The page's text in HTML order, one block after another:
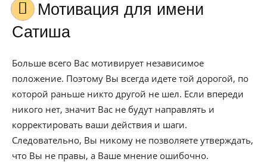
Мотивация для имени
Сатиша
Больше всего Вас мотивирует независимое
положение. Поэтому Вы всегда идете той дорогой, по
которой раньше никто другой не шел. Если впереди
никого нет, значит Вас не будут направлять и
корректировать ваши действия и шаги.
Следовательно, Вы никому не позволяете утверждать,
что Вы не правы, а Ваше мнение ошибочно.